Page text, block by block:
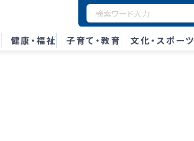
健康・福祉 子育て・教育 文化・スポーツ